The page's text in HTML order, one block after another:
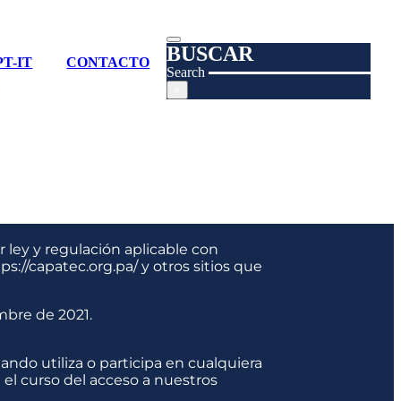
IT CONTACTO BUSCAR
Search
ley y regulación aplicable con
capatec.org.pa/ y otros sitios que
de 2021.
utiliza o participa en cualquiera
curso del acceso a nuestros